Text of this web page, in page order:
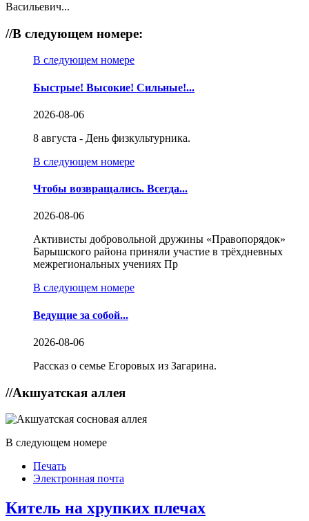
Васильевич...
//В следующем номере:
В следующем номере
Быстрые! Высокие! Сильные!...
2026-08-06
8 августа - День физкультурника.
В следующем номере
Чтобы возвращались. Всегда...
2026-08-06
Активисты добровольной дружины «Правопорядок»
Барышского района приняли участие в трёхдневных
межрегиональных учениях Пр
В следующем номере
Ведущие за собой...
2026-08-06
Рассказ о семье Егоровых из Загарина.
//Акшуатская аллея
В следующем номере
Печать
Электронная почта
Китель на хрупких плечах